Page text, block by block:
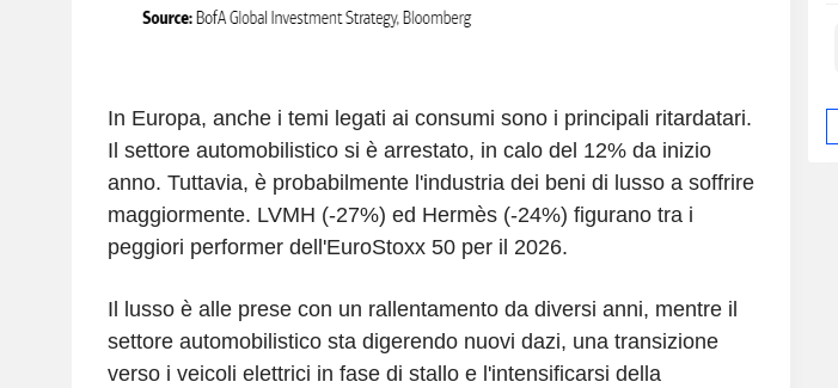
In Europa, anche i temi legati ai consumi sono i principali ritardatari.
Il settore automobilistico si è arrestato, in calo del 12% da inizio
anno. Tuttavia, è probabilmente l'industria dei beni di lusso a soffrire
maggiormente. LVMH (-27%) ed Hermès (-24%) figurano tra i
peggiori performer dell'EuroStoxx 50 per il 2026.
Il lusso è alle prese con un rallentamento da diversi anni, mentre il
settore automobilistico sta digerendo nuovi dazi, una transizione
verso i veicoli elettrici in fase di stallo e l'intensificarsi della